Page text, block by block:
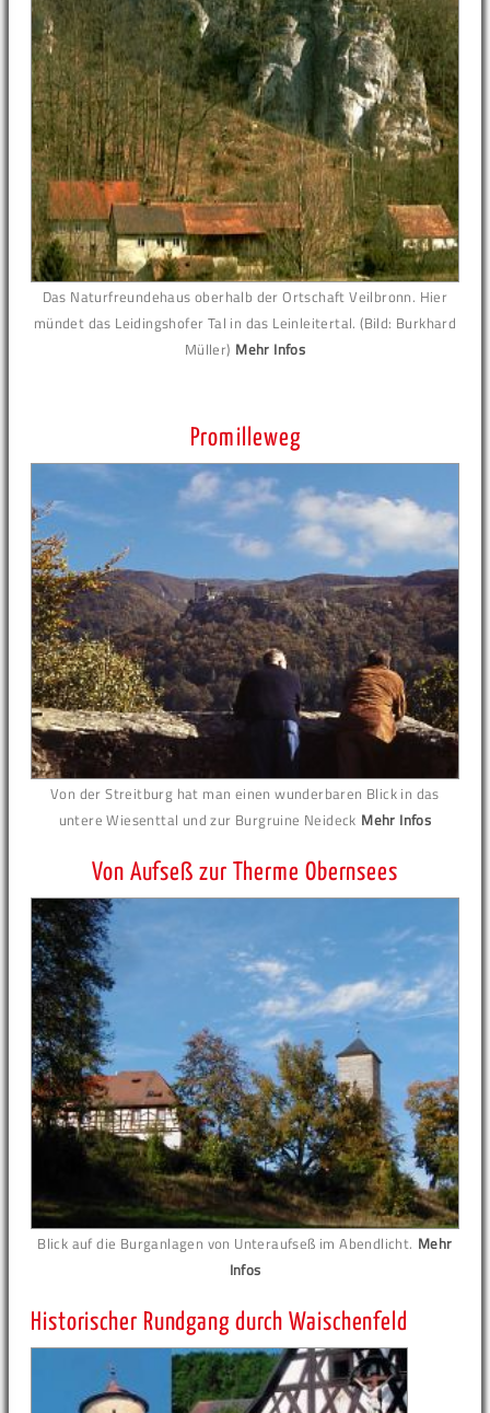
Das Naturfreundehaus oberhalb der Ortschaft Veilbronn. Hier
mündet das Leidingshofer Tal in das Leinleitertal. (Bild: Burkhard
Müller) Mehr Infos
Promilleweg
Von der Streitburg hat man einen wunderbaren Blick in das
untere Wiesenttal und zur Burgruine Neideck Mehr Infos
Von Aufseß zur Therme Obernsees
Blick auf die Burganlagen von Unteraufseß im Abendlicht. Mehr
Infos
Historischer Rundgang durch Waischenfeld